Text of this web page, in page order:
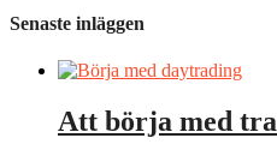
Senaste inläggen
Att börja med